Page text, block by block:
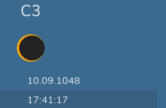
C3
10.09.1048
17:41:17